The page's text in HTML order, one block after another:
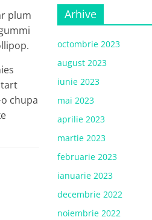
plum
tart
chupa
Arhive
octombrie 2023
august 2023
iunie 2023
mai 2023
aprilie 2023
martie 2023
februarie 2023
ianuarie 2023
decembrie 2022
noiembrie 2022